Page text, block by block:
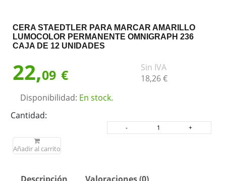
CERA STAEDTLER PARA MARCAR AMARILLO
LUMOCOLOR PERMANENTE OMNIGRAPH 236
CAJA DE 12 UNIDADES
22,09 €
Sin IVA
18,26€
Disponibilidad: En stock.
Cantidad:
Añadir al carrito
Descripción Valoraciones (0)